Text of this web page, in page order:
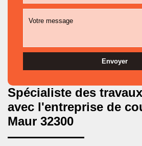
Spécialiste des
avec l'entreprise de
Maur 32300